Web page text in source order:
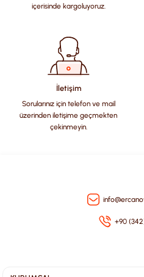
içerisinde kargoluyoruz.
İletişim
Sorularınız için telefon ve mail
üzerinden iletişime geçmekten
çekinmeyin.
+90